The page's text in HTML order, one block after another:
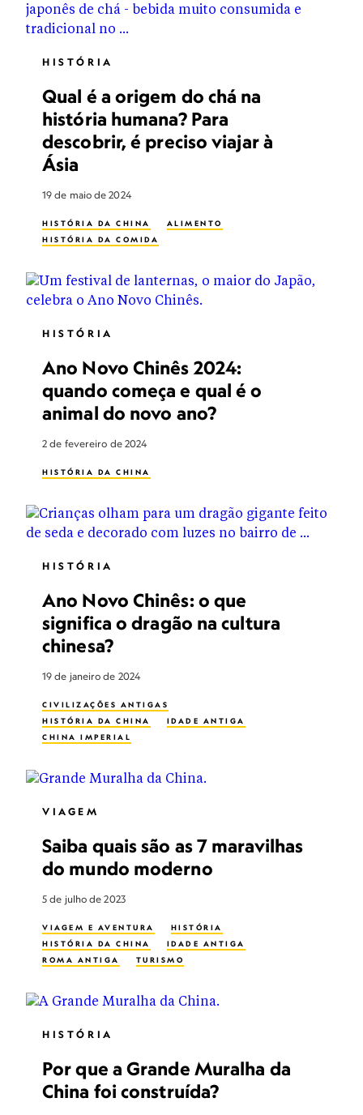
HISTÓRIA
Qual é a origem do chá na
história humana? Para
descobrir, é preciso viajar à
Ásia
19 de maio de 2024
HISTÓRIA DA CHINA
ALIMENTO
HISTÓRIA DA COMIDA
HISTÓRIA
Ano Novo Chinês 2024:
quando começa e qual é o
animal do novo ano?
2 de fevereiro de 2024
HISTÓRIA DA CHINA
HISTÓRIA
Ano Novo Chinês: o que
significa o dragão na cultura
chinesa?
19 de janeiro de 2024
CIVILIZAÇÕES ANTIGAS
HISTÓRIA DA CHINA
IDADE ANTIGA
CHINA IMPERIAL
VIAGEM
Saiba quais são as 7 maravilhas
do mundo moderno
5 de julho de 2023
VIAGEM E AVENTURA
HISTÓRIA
HISTÓRIA DA CHINA
IDADE ANTIGA
ROMA ANTIGA
TURISMO
HISTÓRIA
Por que a Grande Muralha da
China foi construída?